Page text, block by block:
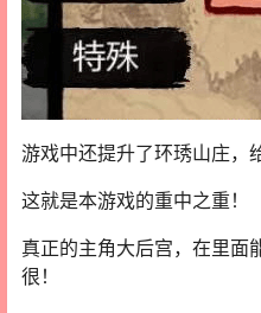
游戏中还提升了环琇山庄，
这就是本游戏的重中之重！
真正的主角大后宫，在里面
很！